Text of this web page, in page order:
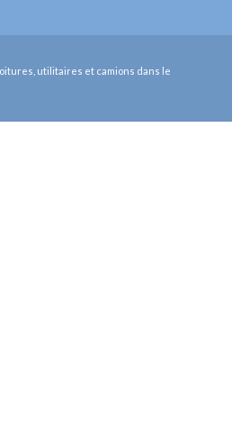
utilitaires et camions dans le